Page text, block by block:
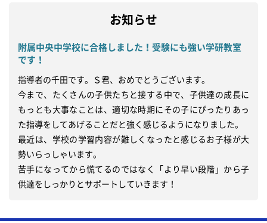
お知らせ
附属中央中学校に合格しました！受験にも強い学研教室
です！
指導者の千田です。Ｓ君、おめでとうございます。
今まで、たくさんの子供たちと接する中で、子供達の成長に
もっとも大事なことは、適切な時期にその子にぴったりあっ
た指導をしてあげることだと強く感じるようになりました。
最近は、学校の学習内容が難しくなったと感じるお子様が大
勢いらっしゃいます。
苦手になってから慌てるのではなく「より早い段階」から子
供達をしっかりとサポートしていきます！